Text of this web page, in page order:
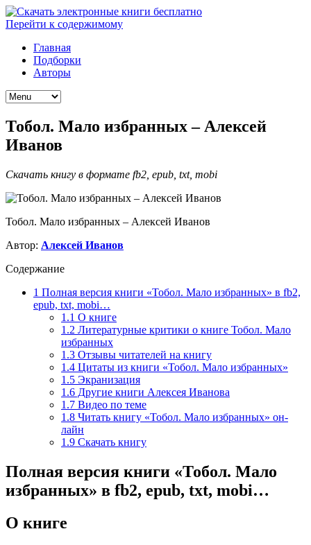
Перейти к содержимому
Главная
Подборки
Авторы
Тобол. Мало избранных – Алексей
Иванов
Скачать книгу в формате fb2, epub, txt, mobi
Тобол. Мало избранных – Алексей Иванов
Автор: Алексей Иванов
Содержание
1 Полная версия книги «Тобол. Мало избранных» в fb2,
epub, txt, mobi…
1.1 О книге
1.2 Литературные критики о книге Тобол. Мало
избранных
1.3 Отзывы читателей на книгу
1.4 Цитаты из книги «Тобол. Мало избранных»
1.5 Экранизация
1.6 Другие книги Алексея Иванова
1.7 Видео по теме
1.8 Читать книгу «Тобол. Мало избранных» он-
лайн
1.9 Скачать книгу
Полная версия книги «Тобол. Мало
избранных» в fb2, epub, txt, mobi…
О книге